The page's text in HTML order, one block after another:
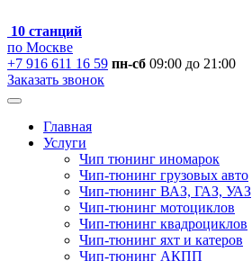
10 станций
по Москве
+7 916 611 16 59 пн-сб 09:00 до 21:00
Заказать звонок
Главная
Услуги
Чип тюнинг иномарок
Чип-тюнинг грузовых авто
Чип-тюнинг ВАЗ, ГАЗ, УАЗ
Чип-тюнинг мотоциклов
Чип-тюнинг квадроциклов
Чип-тюнинг яхт и катеров
Чип-тюнинг АКПП